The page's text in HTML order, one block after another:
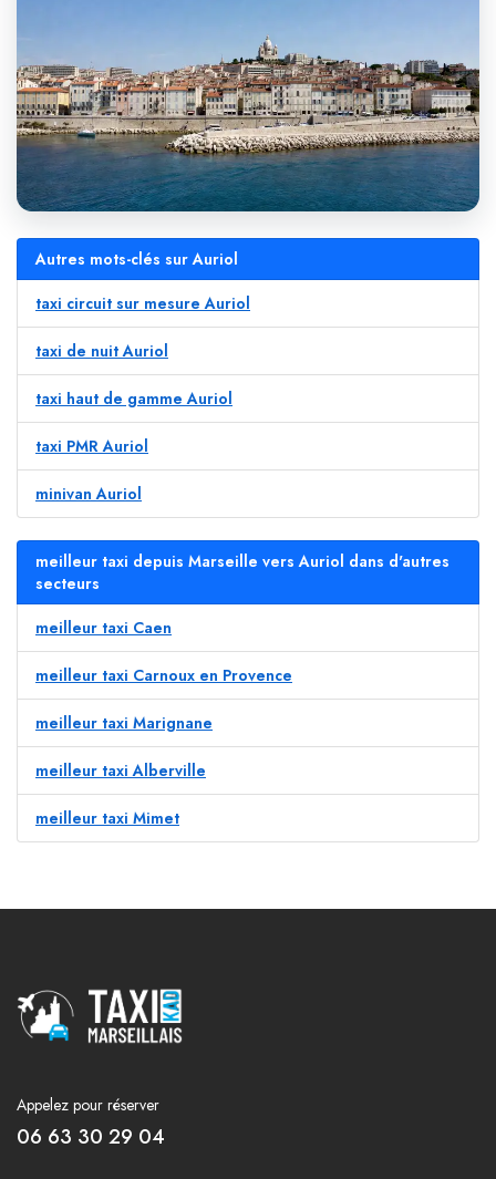
Autres mots-clés sur Auriol
taxi circuit sur mesure Auriol
taxi de nuit Auriol
taxi haut de gamme Auriol
taxi PMR Auriol
minivan Auriol
meilleur taxi depuis Marseille vers Auriol dans d'autres
secteurs
meilleur taxi Caen
meilleur taxi Carnoux en Provence
meilleur taxi Marignane
meilleur taxi Alberville
meilleur taxi Mimet
Appelez pour réserver
06 63 30 29 04